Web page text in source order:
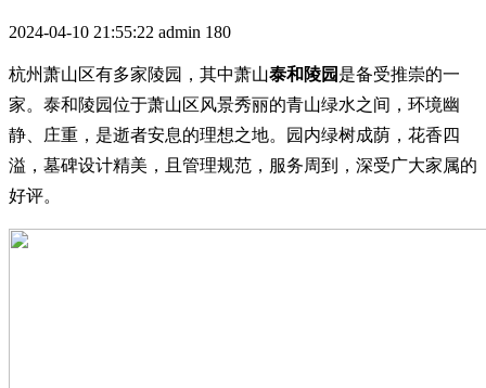
2024-04-10 21:55:22 admin 180
杭州萧山区有多家陵园，其中萧山泰和陵园 是备受推崇的一
家。泰和陵园位于萧山区风景秀丽的青山绿水之间，环境幽
静、庄重，是逝者安息的理想之地。园内绿树成荫，花香四
溢，墓碑设计精美，且管理规范，服务周到，深受广大家属的
好评。